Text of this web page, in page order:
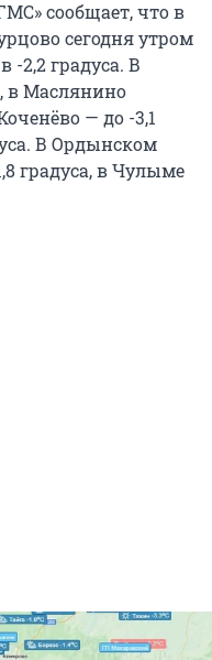
сообщает, что в
сегодня утром
-2,2 градуса. В
в Маслянино
— до -3,1
В Ордынском
градуса, в Чулыме